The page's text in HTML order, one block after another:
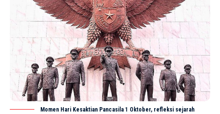
Momen Hari Kesaktian Pancasila 1 Oktober, refleksi sejarah